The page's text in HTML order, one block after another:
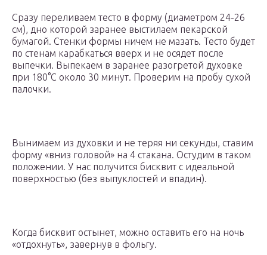
Сразу переливаем тесто в форму (диаметром 24-26
см), дно которой заранее выстилаем пекарской
бумагой. Стенки формы ничем не мазать. Тесто будет
по стенам карабкаться вверх и не осядет после
выпечки. Выпекаем в заранее разогретой духовке
при 180°С около 30 минут. Проверим на пробу сухой
палочки.
Вынимаем из духовки и не теряя ни секунды, ставим
форму «вниз головой» на 4 стакана. Остудим в таком
положении. У нас получится бисквит с идеальной
поверхностью (без выпуклостей и впадин).
Когда бисквит остынет, можно оставить его на ночь
«отдохнуть», завернув в фольгу.